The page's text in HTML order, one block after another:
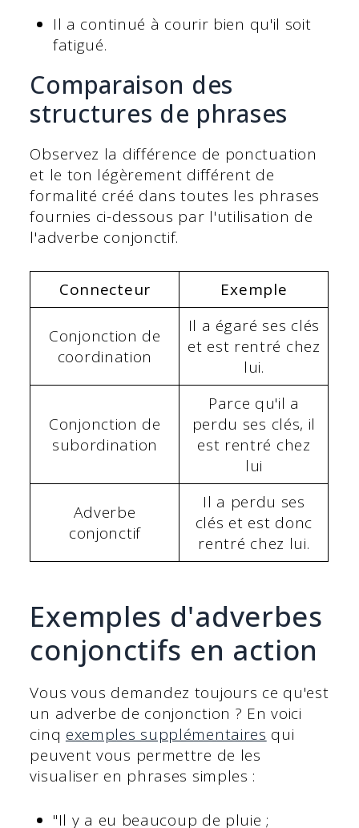
Il a continué à courir bien qu'il soit
fatigué.
Comparaison des
structures de phrases
Observez la différence de ponctuation
et le ton légèrement différent de
formalité créé dans toutes les phrases
fournies ci-dessous par l'utilisation de
l'adverbe conjonctif.
Connecteur Exemple
Conjonction de
coordination
Il a égaré ses clés
et est rentré chez
lui.
Conjonction de
subordination
Parce qu'il a
perdu ses clés, il
est rentré chez
lui
Adverbe
conjonctif
Il a perdu ses
clés et est donc
rentré chez lui.
Exemples d'adverbes
conjonctifs en action
Vous vous demandez toujours ce qu'est
un adverbe de conjonction ? En voici
cinq exemples supplémentaires qui
peuvent vous permettre de les
visualiser en phrases simples :
"Il y a eu beaucoup de pluie ;